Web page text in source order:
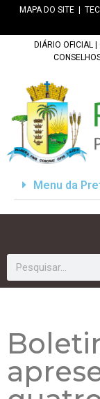
MAPA DO SITE
DIÁRIO OFICIAL
Menu da